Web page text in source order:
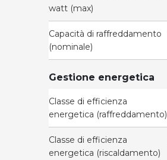
watt (max)
Capacità di raffreddamento
(nominale)
Gestione energetica
Classe di efficienza
energetica (raffreddamento)
Classe di efficienza
energetica (riscaldamento)